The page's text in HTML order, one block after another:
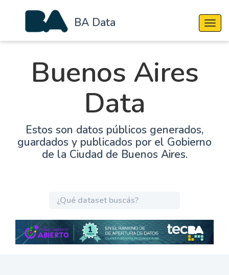
BA Data
Buenos Aires
Data
Estos son datos públicos generados,
guardados y publicados por el Gobierno
de la Ciudad de Buenos Aires.